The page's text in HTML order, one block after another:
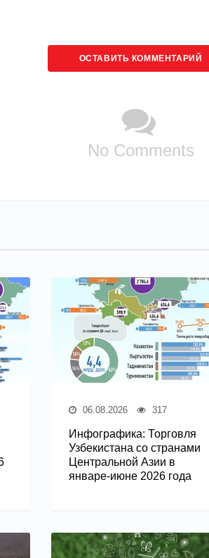
ОСТАВИТЬ КОММЕНТАРИЙ
No Comments
06.08.2026 317
Инфографика: Торговля
Узбекистана со странами
Центральной Азии в
январе-июне 2026 года